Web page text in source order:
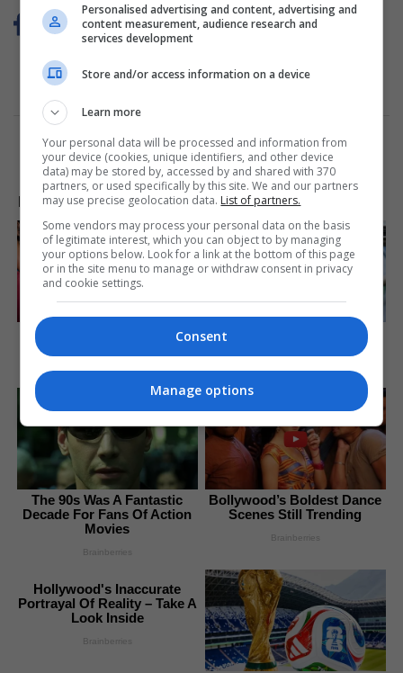
LAJME NGA INTERNETI
These Wedding Dance
Moves Broke The Internet
Brainberries
Tarantino's Last Movie
Brainberries
The 90s Was A Fantastic
Decade For Fans Of Action
Movies
Brainberries
Bollywood’s Boldest Dance
Scenes Still Trending
Brainberries
Hollywood's Inaccurate
Portrayal Of Reality – Take A
Look Inside
Brainberries
Personalised advertising and content, advertising and
content measurement, audience research and
services development
Store and/or access information on a device
Learn more
Your personal data will be processed and information from
your device (cookies, unique identifiers, and other device
data) may be stored by, accessed by and shared with 370
partners, or used specifically by this site. We and our partners
may use precise geolocation data. List of partners.
Some vendors may process your personal data on the basis
of legitimate interest, which you can object to by managing
your options below. Look for a link at the bottom of this page
or in the site menu to manage or withdraw consent in privacy
and cookie settings.
Consent
Manage options